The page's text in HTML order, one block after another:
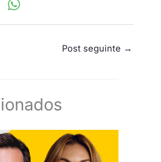
Post seguinte →